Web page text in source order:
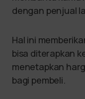
dengan penjual
Hal ini
bisa diterapkan
menetapkan
bagi pembeli.